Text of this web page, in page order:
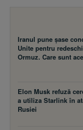
Iranul pune șase
Unite pentru
Ormuz. Care sunt
Elon Musk refuză
a utiliza Starlink în
Rusiei